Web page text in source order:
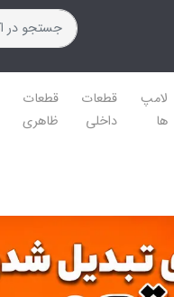
لامپ
ها
قطعات
داخلی
قطعات
ظاهری